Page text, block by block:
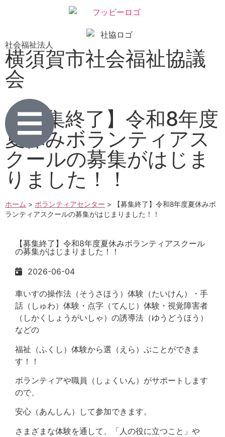
社会福祉法人
横須賀市社会福祉協議
会
【募集終了】令和8年度
夏休みボランティアス
クールの募集がはじま
りました！！
ホーム > ボランティアセンター >
【募集終了】令和8年度夏休みボ
ランティアスクールの募集がはじまりました！！
【募集終了】令和8年度夏休みボランティアスクール
の募集がはじまりました！！
2026-06-04
車いすの操作法（そうさほう）体験（たいけん）・手
話（しゅわ）体験・点字（てんじ）体験・視覚障害者
（しかくしょうがいしゃ）の誘導法（ゆうどうほう）
などの
福祉（ふくし）体験から選（えら）ぶことができま
す！！
ボランティアや職員（しょくいん）がサポートします
ので、
安心（あんしん）して参加できます。
さまざまな体験を通して、「人の役に立つこと」や